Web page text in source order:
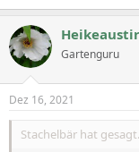
Gartenguru
Dez 16, 2021
Stachelbär hat